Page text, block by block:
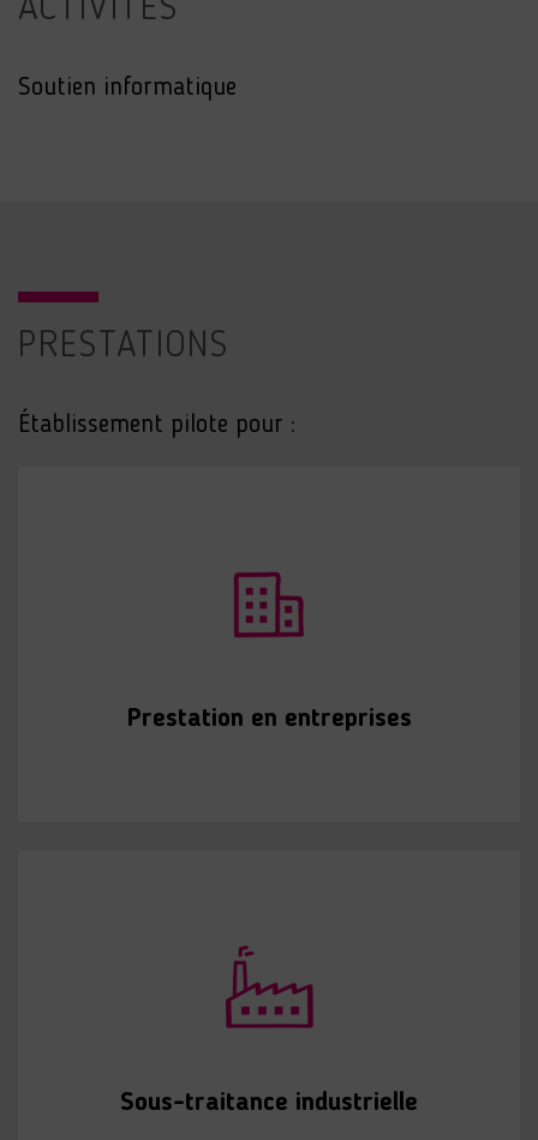
ACTIVITÉS
Soutien informatique
PRESTATIONS
Établissement pilote pour :
Prestation en entreprises
Sous-traitance industrielle